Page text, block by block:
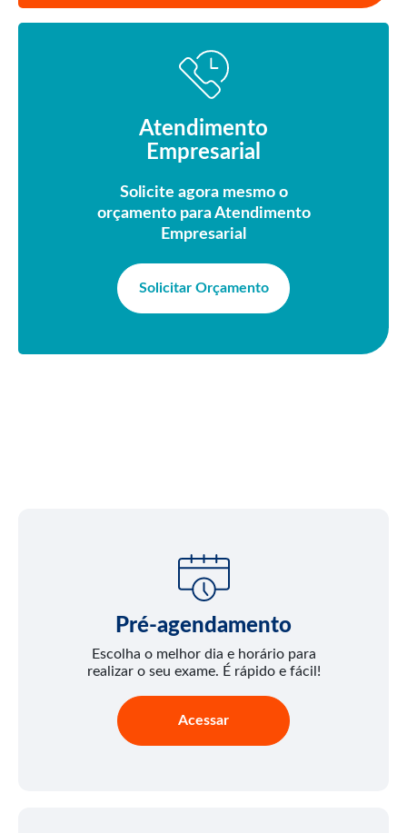
Atendimento
Empresarial
Solicite agora mesmo o
orçamento para Atendimento
Empresarial
Solicitar Orçamento
Pré-agendamento
Escolha o melhor dia e horário para
realizar o seu exame. É rápido e fácil!
Acessar